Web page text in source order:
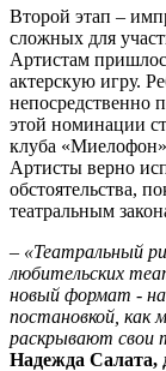
Второй этап –
сложных для
Артистам
актерскую игру.
непосредственно
этой номинации
клуба
Артисты верно
обстоятельства,
театральным
– «Театральный
любительских
новый формат -
постановкой, как
раскрывают свои
Надежда Салата,